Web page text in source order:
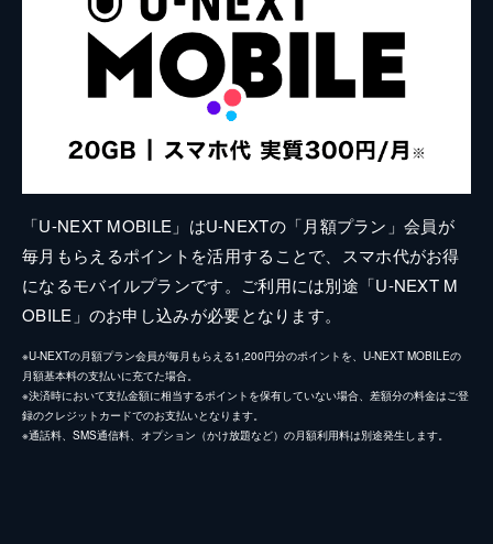
「U-NEXT MOBILE」はU-NEXTの「月額プラン」会員が
毎月もらえるポイントを活用することで、スマホ代がお得
になるモバイルプランです。ご利用には別途「U-NEXT M
OBILE」のお申し込みが必要となります。
※U-NEXTの月額プラン会員が毎月もらえる1,200円分のポイントを、U-NEXT MOBILEの
月額基本料の支払いに充てた場合。
※決済時において支払金額に相当するポイントを保有していない場合、差額分の料金はご登
録のクレジットカードでのお支払いとなります。
※通話料、SMS通信料、オプション（かけ放題など）の月額利用料は別途発生します。